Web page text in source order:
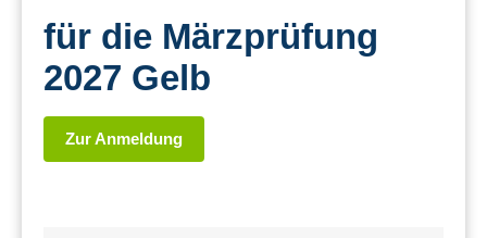
für die Märzprüfung
2027 Gelb
Zur Anmeldung